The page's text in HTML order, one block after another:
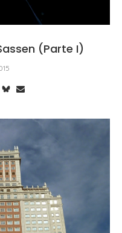
(Parte I)